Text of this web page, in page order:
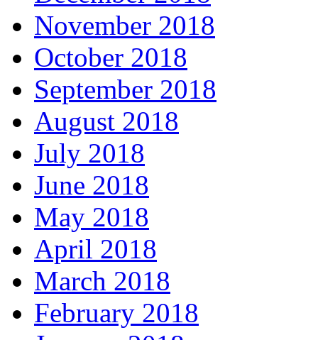
November 2018
October 2018
September 2018
August 2018
July 2018
June 2018
May 2018
April 2018
March 2018
February 2018